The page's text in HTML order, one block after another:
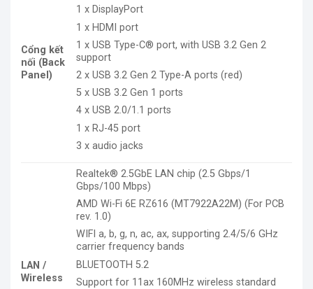
Cổng kết
nối (Back
Panel)
1 x DisplayPort
1 x HDMI port
1 x USB Type-C® port, with USB 3.2 Gen 2
support
2 x USB 3.2 Gen 2 Type-A ports (red)
5 x USB 3.2 Gen 1 ports
4 x USB 2.0/1.1 ports
1 x RJ-45 port
3 x audio jacks
LAN /
Wireless
Realtek® 2.5GbE LAN chip (2.5 Gbps/1
Gbps/100 Mbps)
AMD Wi-Fi 6E RZ616 (MT7922A22M) (For PCB
rev. 1.0)
WIFI a, b, g, n, ac, ax, supporting 2.4/5/6 GHz
carrier frequency bands
BLUETOOTH 5.2
Support for 11ax 160MHz wireless standard